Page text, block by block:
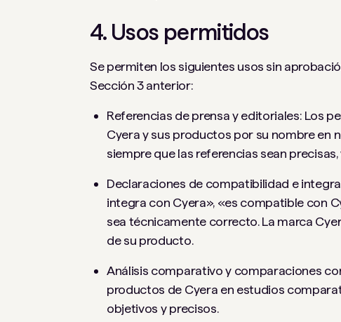
4. Usos permitidos
Se permiten los siguientes usos sin
Sección 3 anterior:
Referencias de prensa y editoriales: Los
Cyera y sus productos por su nombre en
siempre que las referencias sean
Declaraciones de compatibilidad e
integra con Cyera», «es compatible con
sea técnicamente correcto. La marca
de su producto.
Análisis comparativo y comparaciones
productos de Cyera en estudios
objetivos y precisos.